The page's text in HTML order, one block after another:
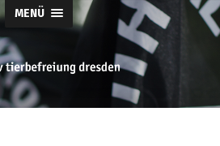
MENÜ
tierbefreiung